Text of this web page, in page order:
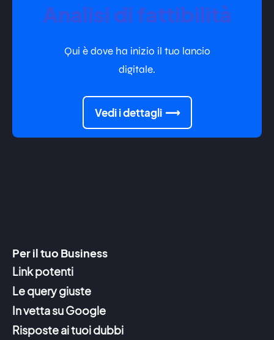
Analisi di fattibilità
Qui è dove ha inizio il tuo lancio
digitale.
Vedi i dettagli
Per il tuo Business
Link potenti
Le query giuste
In vetta su Google
Risposte ai tuoi dubbi